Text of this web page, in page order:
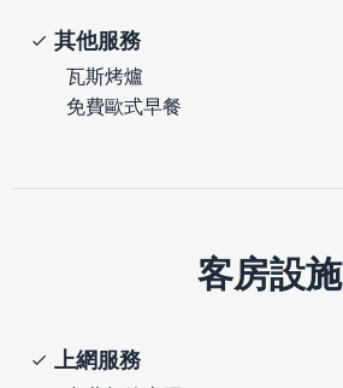
其他服務
瓦斯烤爐
免費歐式早餐
客房設施
上網服務